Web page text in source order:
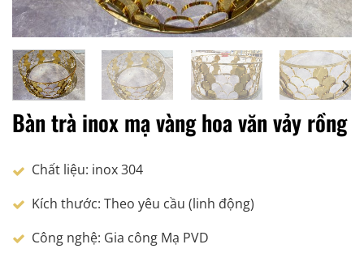
Bàn trà inox mạ vàng hoa văn vảy rồng
Chất liệu: inox 304
Kích thước: Theo yêu cầu (linh động)
Công nghệ: Gia công Mạ PVD